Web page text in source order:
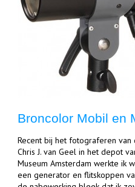
Broncolor Mobil en
Recent bij het fotograferen van
Chris J. van Geel in het depot
Museum Amsterdam werkte ik
een generator en flitskoppen